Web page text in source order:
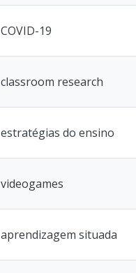
COVID-19
classroom research
estratégias do ensino
videogames
aprendizagem situada